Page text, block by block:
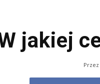
jakiej
Przez